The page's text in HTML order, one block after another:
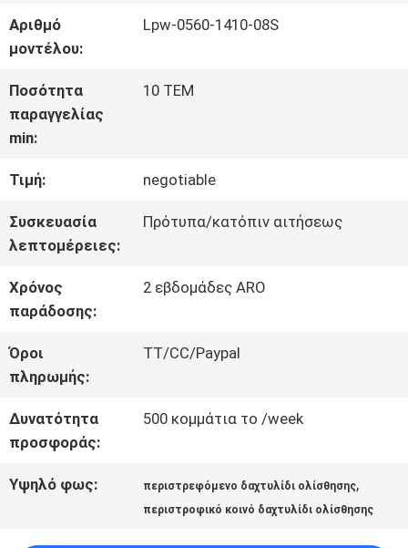
ΕΜΕΊΣ
ΓΎΡΟΣ
ΕΡΓΟΣΤΑΣΊΩΝ
ΠΟΙΟΤΙΚΌΣ
ΈΛΕΓΧΟΣ
ΜΑΣ
ΕΛΆΤΕ
ΣΕ
ΕΠΑΦΉ
Αριθμό
μοντέλου:
Lpw-0560-1410-08S
Ποσότητα
παραγγελίας
min:
10 ΤΕΜ
Τιμή: negotiable
Συσκευασία
λεπτομέρειες:
Πρότυπα/κατόπιν αιτήσεως
Χρόνος
παράδοσης:
2 εβδομάδες ARO
Όροι
πληρωμής:
TT/CC/Paypal
Δυνατότητα
προσφοράς:
500 κομμάτια το /week
Υψηλό φως: περιστρεφόμενο δαχτυλίδι ολίσθησης,
περιστροφικό κοινό δαχτυλίδι ολίσθησης